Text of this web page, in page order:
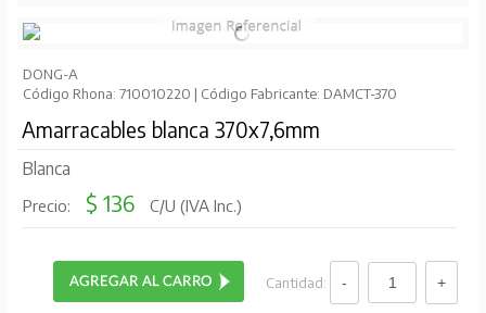
DONG-A
Código Rhona: 710010220 | Código Fabricante: DAMCT-370
Amarracables blanca 370x7,6mm
Blanca
Precio: $ 136 C/U (IVA Inc.)
Cantidad: